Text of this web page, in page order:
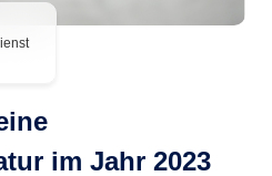
im Jahr 2023